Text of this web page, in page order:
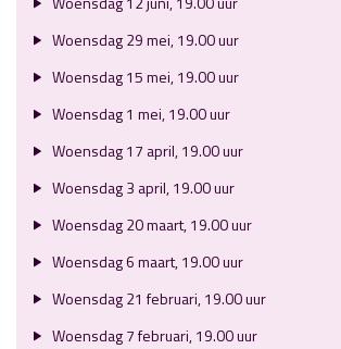
Woensdag 29 mei, 19.00 uur
Woensdag 15 mei, 19.00 uur
Woensdag 1 mei, 19.00 uur
Woensdag 17 april, 19.00 uur
Woensdag 3 april, 19.00 uur
Woensdag 20 maart, 19.00 uur
Woensdag 6 maart, 19.00 uur
Woensdag 21 februari, 19.00 uur
Woensdag 7 februari, 19.00 uur